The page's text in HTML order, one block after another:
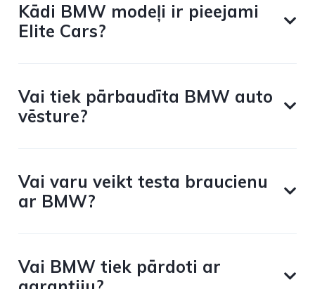
Kādi BMW modeļi ir pieejami
Elite Cars?
Vai tiek pārbaudīta BMW auto
vēsture?
Vai varu veikt testa braucienu
ar BMW?
Vai BMW tiek pārdoti ar